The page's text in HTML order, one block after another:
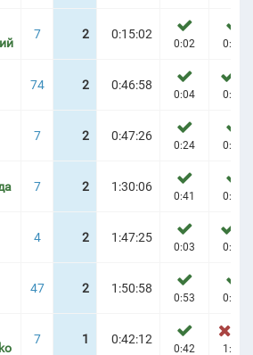
7 2 0:15:02
0:02 0:12
74 2 0:46:58
0:04 0:22
7 2 0:47:26
0:24 0:23
7 2 1:30:06
0:41 0:48
4 2 1:47:25
0:03 0:24
47 2 1:50:58
0:53 0:56
7 1 0:42:12
0:42 1:44